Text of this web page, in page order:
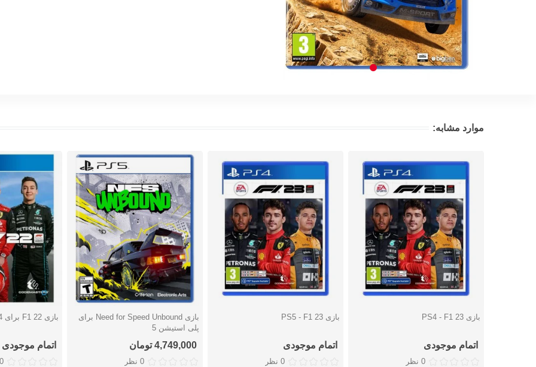
موارد مشابه:
دوست داشتن بازی PS4 - F1 23
اتمام موجودی
0 نظر
دوست داشتن بازی PS5 - F1 23
اتمام موجودی
0 نظر
دوست داشتن
بازی Need for Speed Unbound برای
پلی استیشن 5
4,749,000 تومان
0 نظر
دوست بازی F1 22 برای PS4
اتمام موجودی
0 نظر